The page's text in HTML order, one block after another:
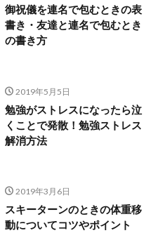
御祝儀を連名で包むときの表
書き・友達と連名で包むとき
の書き方
2019年5月5日
勉強がストレスになったら泣
くことで発散！勉強ストレス
解消方法
2019年3月6日
スキーターンのときの体重移
動についてコツやポイント